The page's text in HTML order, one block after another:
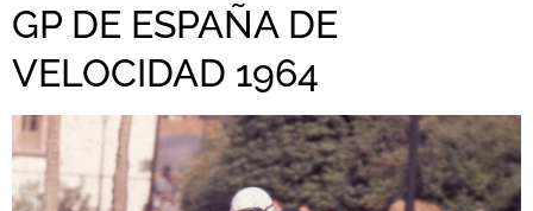
GP DE ESPAÑA DE
VELOCIDAD 1964